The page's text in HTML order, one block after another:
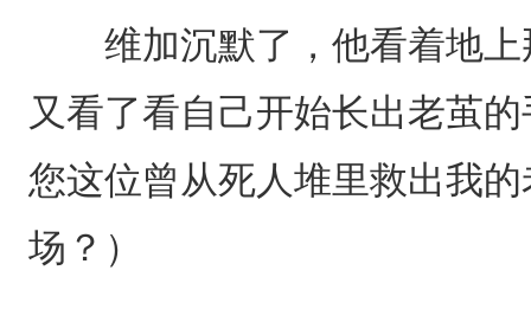
维加沉默了，他看着地上
又看了看自己开始长出老茧
您这位曾从死人堆里救出我
场？）